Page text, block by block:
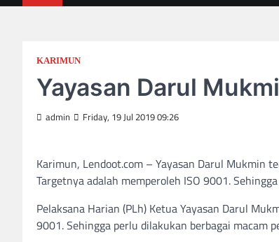
KARIMUN
Yayasan Darul
admin Friday, 19 Jul 2019 09:26
Karimun, Lendoot.com – Yayasan Darul Mukmin
Targetnya adalah memperoleh ISO 9001.
Pelaksana Harian (PLh) Ketua Yayasan Darul
9001. Sehingga perlu dilakukan berbagai macam